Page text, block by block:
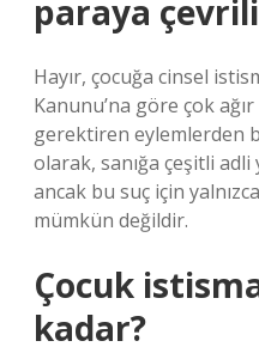
paraya
Hayır, çocuğa cinsel
Kanunu’na göre çok
gerektiren eylemlerden
olarak, sanığa çeşitli
ancak bu suç için
mümkün değildir.
Çocuk
kadar?